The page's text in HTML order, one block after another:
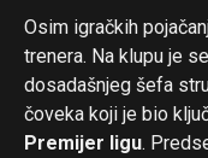
Osim igračkih
trenera. Na klupu je
dosadašnjeg šefa
čoveka koji je bio
Premijer ligu.